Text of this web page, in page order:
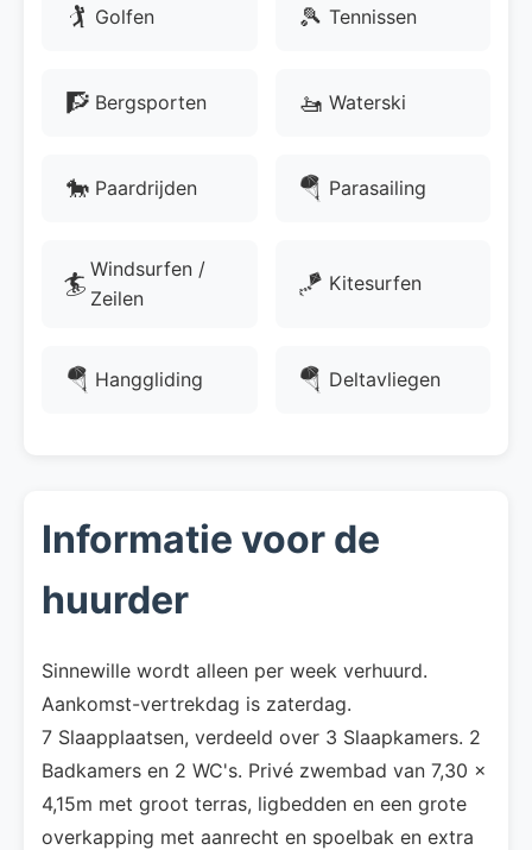
🏌 Golfen 🎾 Tennissen
🧗 Bergsporten 🚤 Waterski
🐎 Paardrijden 🪂 Parasailing
🏄
Windsurfen /
Zeilen
🪁 Kitesurfen
🪂 Hanggliding 🪂 Deltavliegen
Informatie voor de
huurder
Sinnewille wordt alleen per week verhuurd.
Aankomst-vertrekdag is zaterdag.
7 Slaapplaatsen, verdeeld over 3 Slaapkamers. 2
Badkamers en 2 WC's. Privé zwembad van 7,30 x
4,15m met groot terras, ligbedden en een grote
overkapping met aanrecht en spoelbak en extra